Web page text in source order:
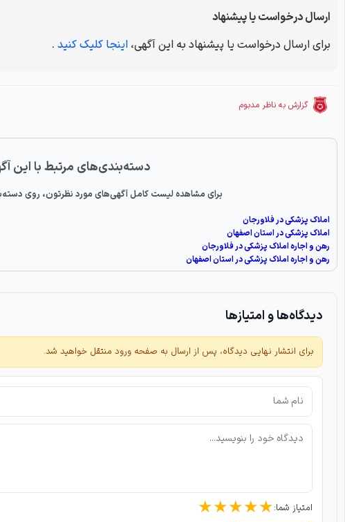
ارسال درخواست یا پیشنهاد
برای ارسال درخواست یا پیشنهاد به این آگهی، اینجا کلیک کنید .
گزارش به ناظر مدبوم
دسته‌بندی‌های مرتبط با این
برای مشاهده لیست کامل آگهی‌های مورد نظرتون، روی
املاک پزشکی در فلاورجان
املاک پزشکی در استان اصفهان
رهن و اجاره املاک پزشکی در فلاورجان
رهن و اجاره املاک پزشکی در استان اصفهان
دیدگاه‌ها و امتیازها
برای انتشار نهایی دیدگاه، پس از ارسال به صفحه ورود منتقل خواهید شد.
امتیاز شما: ★★★★★